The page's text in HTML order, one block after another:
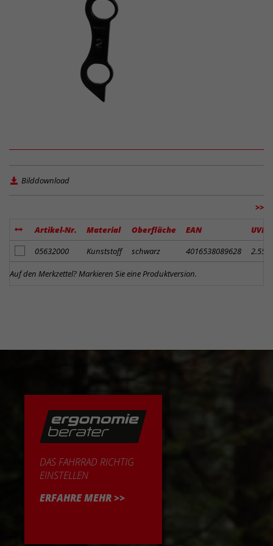
Bilddownload
>>
Artikel-Nr. Material Oberfläche EAN
UVP
Artikel zum Merkzettel hinzufügen
05632000 Kunststoff schwarz 4016538089628 2.55
Auf den Merkzettel? Markieren Sie eine Produktversion.
DAS FAHRRAD RICHTIG
EINSTELLEN
ERFAHRE MEHR >>